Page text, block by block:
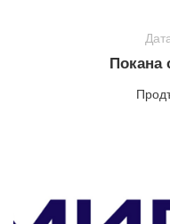
Покана